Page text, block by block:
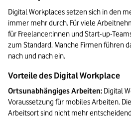
Digital Workplaces setzen sich in den
immer mehr durch. Für viele
für Freelancer:innen und Start-up-
zum Standard. Manche Firmen führen
nach und nach ein.
Vorteile des Digital Workplace
Ortsunabhängiges Arbeiten: Digital
Voraussetzung für mobiles Arbeiten.
Arbeitsort sind nicht mehr